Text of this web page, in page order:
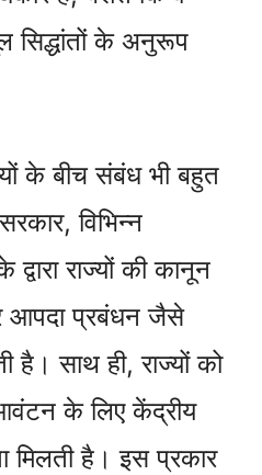
सिद्धांतों के अनुरूप
के बीच संबंध भी बहुत
विभिन्न
राज्यों की कानून
आपदा प्रबंधन जैसे
है। साथ ही, राज्यों को
के लिए केंद्रीय
मिलती है। इस प्रकार